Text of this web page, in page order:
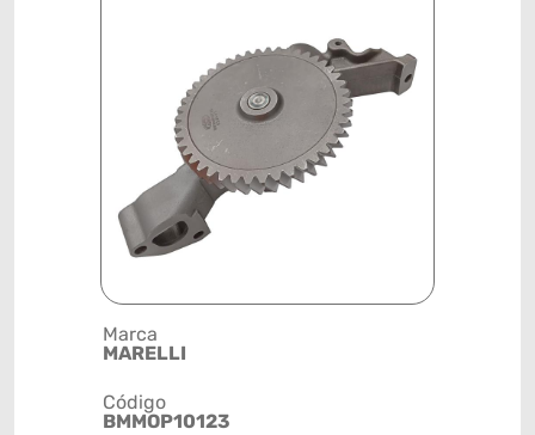
Marca
MARELLI
Código
BMMOP10123